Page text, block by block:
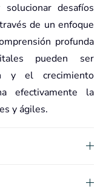
desafíos
de un enfoque
profunda
pueden ser
y el crecimiento
efectivamente la
y ágiles.